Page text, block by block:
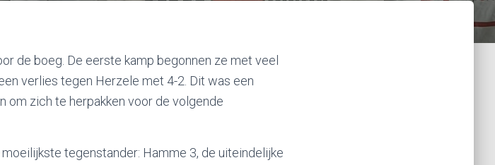
de boeg. De eerste kamp begonnen ze met veel
verlies tegen Herzele met 4-2. Dit was een
om zich te herpakken voor de volgende
tegenstander: Hamme 3, de uiteindelijke